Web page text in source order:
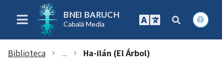
BNEI BARUCH
Cabalá Media
Biblioteca chevron_right ... chevron_right Ha-ilán (El Árbol)